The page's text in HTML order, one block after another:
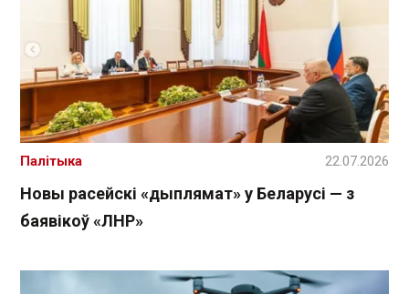
Новы расейскі «дыплямат» у Беларусі — з
баявікоў «ЛНР»
Палітыка 22.07.2026